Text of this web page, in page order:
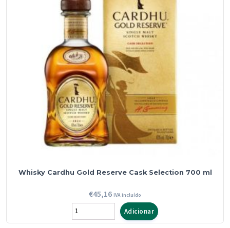
Whisky Cardhu Gold Reserve Cask Selection 700 ml
€45,16 IVA incluído
Quantidade
de
Adicionar